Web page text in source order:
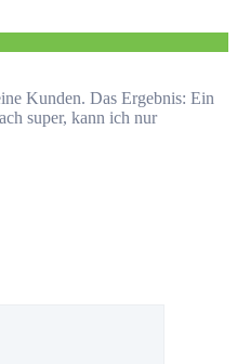
Kunden. Das Ergebnis: Ein
super, kann ich nur